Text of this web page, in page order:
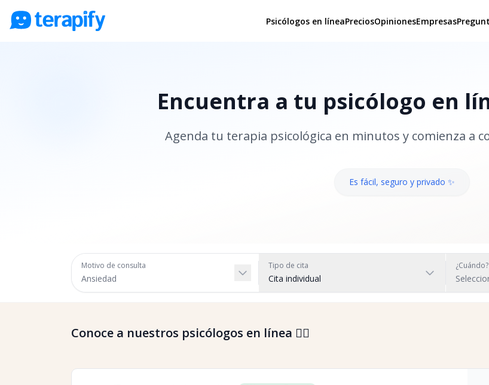
Psicólogos en líneaPreciosOpinionesEmpresas
Encuentra a tu psicólogo en
Agenda tu terapia psicológica en minutos y comienza a
Es fácil, seguro y privado ✨
Motivo de consulta Tipo de cita
Cita individual
¿Cuándo?
Conoce a nuestros psicólogos en línea 👇🏼